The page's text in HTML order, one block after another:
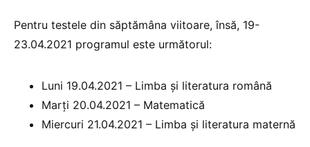
Pentru testele din săptămâna viitoare, însă, 19-
23.04.2021 programul este următorul:
Luni 19.04.2021 – Limba și literatura română
Marți 20.04.2021 – Matematică
Miercuri 21.04.2021 – Limba și literatura maternă